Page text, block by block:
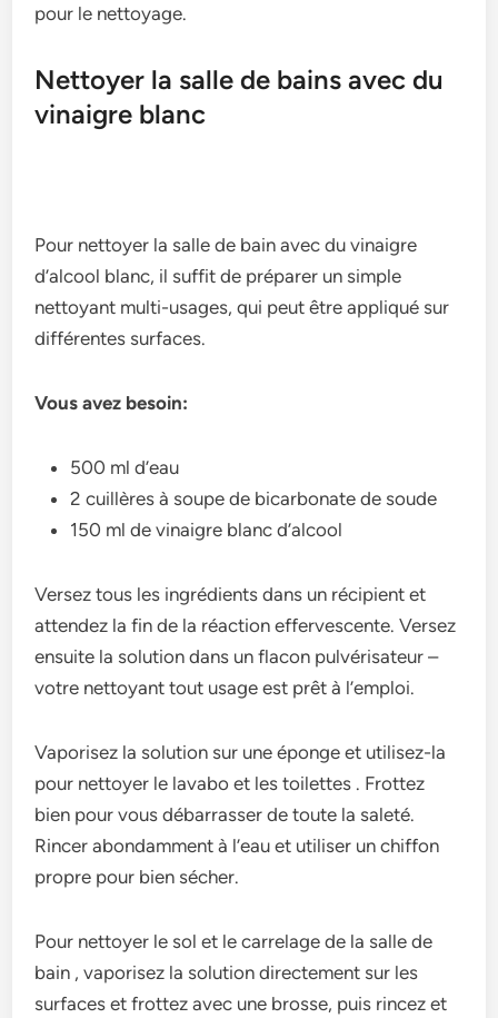
pour le nettoyage.
Nettoyer la salle de bains avec du
vinaigre blanc
Pour nettoyer la salle de bain avec du vinaigre
d’alcool blanc, il suffit de préparer un simple
nettoyant multi-usages, qui peut être appliqué sur
différentes surfaces.
Vous avez besoin:
500 ml d’eau
2 cuillères à soupe de bicarbonate de soude
150 ml de vinaigre blanc d’alcool
Versez tous les ingrédients dans un récipient et
attendez la fin de la réaction effervescente. Versez
ensuite la solution dans un flacon pulvérisateur –
votre nettoyant tout usage est prêt à l’emploi.
Vaporisez la solution sur une éponge et utilisez-la
pour nettoyer le lavabo et les toilettes . Frottez
bien pour vous débarrasser de toute la saleté.
Rincer abondamment à l’eau et utiliser un chiffon
propre pour bien sécher.
Pour nettoyer le sol et le carrelage de la salle de
bain , vaporisez la solution directement sur les
surfaces et frottez avec une brosse, puis rincez et